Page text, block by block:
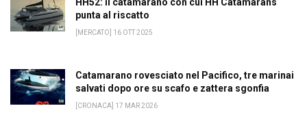
punta al riscatto
[MERCATO] 16 OTT 2025
Catamarano rovesciato nel Pacifico, tre marinai
salvati dopo ore su scafo e zattera sgonfia
[CRONACA] 17 MAR 2026